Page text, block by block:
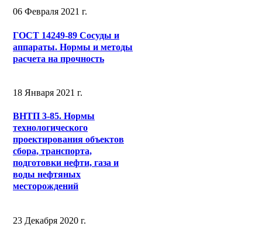
06 Февраля 2021 г.
ГОСТ 14249-89 Сосуды и
аппараты. Нормы и методы
расчета на прочность
18 Января 2021 г.
ВНТП 3-85. Нормы
технологического
проектирования объектов
сбора, транспорта,
подготовки нефти, газа и
воды нефтяных
месторождений
23 Декабря 2020 г.